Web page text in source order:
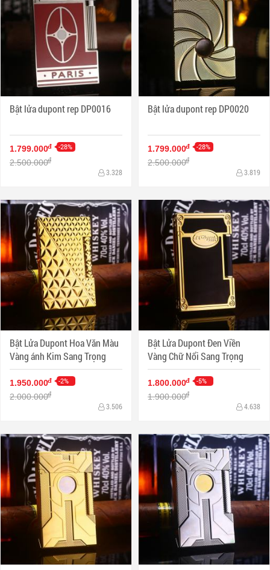
Bật lửa dupont rep DP0016
1.799.000đ -28%
2.500.000đ
3.328
Bật lửa dupont rep DP0020
1.799.000đ -28%
2.500.000đ
3.819
Bật Lửa Dupont Hoa Văn Màu
Vàng ánh Kim Sang Trọng
1.950.000đ -2%
2.000.000đ
3.506
Bật Lửa Dupont Đen Viền
Vàng Chữ Nổi Sang Trọng
1.800.000đ -5%
1.900.000đ
4.638